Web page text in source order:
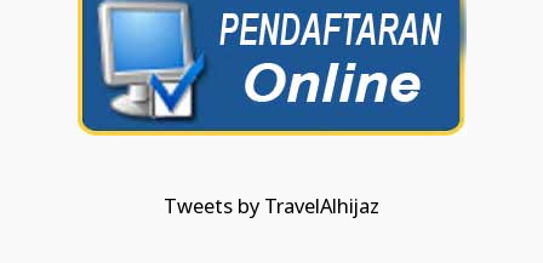
Tweets by TravelAlhijaz